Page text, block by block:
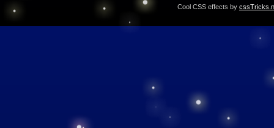
Cool CSS effects by